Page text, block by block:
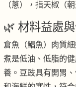
（蔥），指天椒（
🌿 材料益處
倉魚（鯧魚）肉質
煮是低油、低脂的
養。豆豉具有開胃